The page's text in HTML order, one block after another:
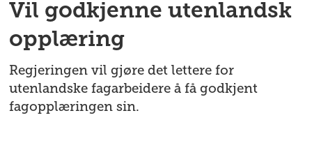
Vil godkjenne utenlandsk
opplæring
Regjeringen vil gjøre det lettere for
utenlandske fagarbeidere å få godkjent
fagopplæringen sin.